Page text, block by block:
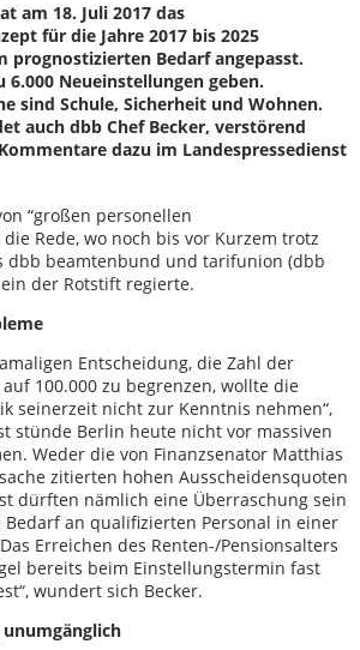
am 18. Juli 2017 das
für die Jahre 2017 bis 2025
prognostizierten Bedarf angepasst.
6.000 Neueinstellungen geben.
sind Schule, Sicherheit und Wohnen.
auch dbb Chef Becker, verstörend
dazu im Landespressedienst
“großen personellen
Rede, wo noch bis vor Kurzem trotz
dbb beamtenbund und tarifunion (dbb
der Rotstift regierte.
Entscheidung, die Zahl der
100.000 zu begrenzen, wollte die
seinerzeit nicht zur Kenntnis nehmen“,
stünde Berlin heute nicht vor massiven
Weder die von Finanzsenator Matthias
zitierten hohen Ausscheidensquoten
dürften nämlich eine Überraschung sein
Bedarf an qualifizierten Personal in einer
Erreichen des Renten-/Pensionsalters
bereits beim Einstellungstermin fast
wundert sich Becker.
unumgänglich